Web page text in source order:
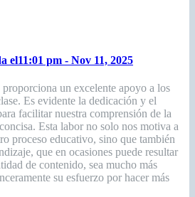
el11:01 pm - Nov 11, 2025
proporciona un excelente apoyo a los
Es evidente la dedicación y el
facilitar nuestra comprensión de la
Esta labor no solo nos motiva a
proceso educativo, sino que también
que en ocasiones puede resultar
de contenido, sea mucho más
su esfuerzo por hacer más